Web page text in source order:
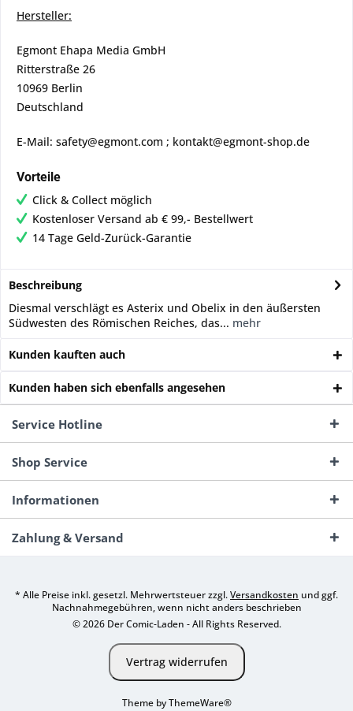
Hersteller:
Egmont Ehapa Media GmbH
Ritterstraße 26
10969 Berlin
Deutschland
E-Mail: safety@egmont.com ; kontakt@egmont-shop.de
Vorteile
Click & Collect möglich
Kostenloser Versand ab € 99,- Bestellwert
14 Tage Geld-Zurück-Garantie
Beschreibung
Diesmal verschlägt es Asterix und Obelix in den äußersten
Südwesten des Römischen Reiches, das... mehr
Kunden kauften auch
Kunden haben sich ebenfalls angesehen
Service Hotline
Shop Service
Informationen
Zahlung & Versand
* Alle Preise inkl. gesetzl. Mehrwertsteuer zzgl.Versandkosten und ggf.
Nachnahmegebühren, wenn nicht anders beschrieben
© 2026 Der Comic-Laden - All Rights Reserved.
Vertrag widerrufen
Theme byThemeWare®